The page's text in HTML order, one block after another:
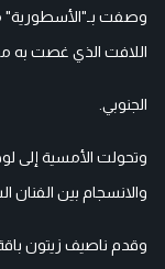
وصفت بـ"الأسطورية"
اللافت الذي غصت به
الجنوبي.
وتحولت الأمسية إلى
والانسجام بين
وقدم ناصيف زيتون